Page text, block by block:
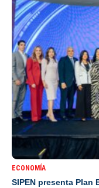
ECONOMÍA
SIPEN presenta Plan